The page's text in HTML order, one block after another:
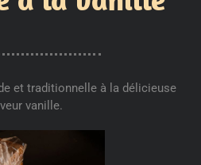
et traditionnelle à la délicieuse
vanille.